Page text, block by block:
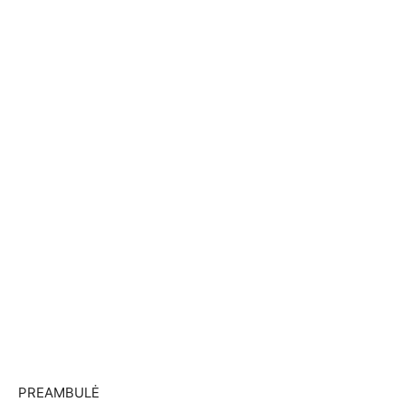
PREAMBULĖ